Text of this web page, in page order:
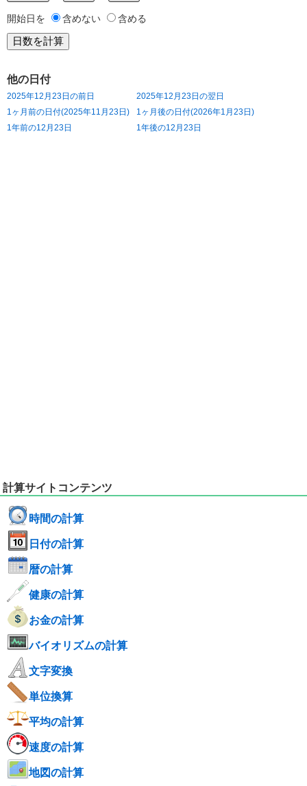
開始日を 含めない 含める
他の日付
2025年12月23日の前日
2025年12月23日の翌日
1ヶ月前の日付(2025年11月23日)
1ヶ月後の日付(2026年1月23日)
1年前の12月23日
1年後の12月23日
計算サイトコンテンツ
時間の計算
日付の計算
暦の計算
健康の計算
お金の計算
バイオリズムの計算
文字変換
単位換算
平均の計算
速度の計算
地図の計算